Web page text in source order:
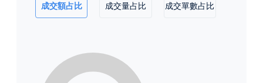
成交額占比 成交量占比 成交單數占比